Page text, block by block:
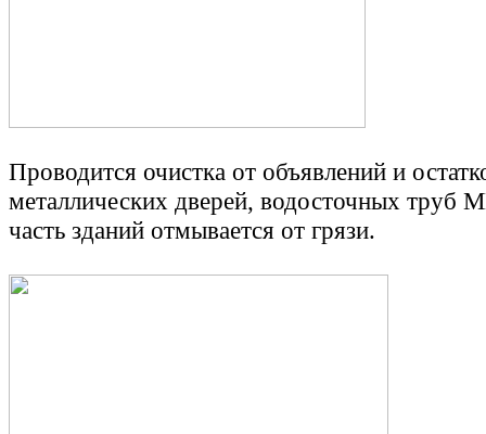
Проводится очистка от объявлений и
металлических дверей, водосточных труб
часть зданий отмывается от грязи.